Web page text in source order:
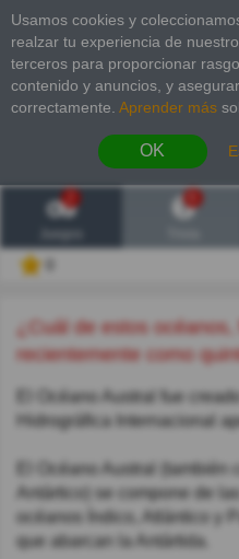
Usamos cookies y
realzar tu experiencia de
terceros para proporcionar
contenido y anuncios, y
correctamente. Aprender más
OK
2
¿Cuál de estos océanos, fue nombrado
recientemente como
El Océano Austral fue
Hidrográfica Internacional
El Océano Austral (también
Antártico) se compone de
océanos Índico, Atlántico y
que abarcan la Antártida.